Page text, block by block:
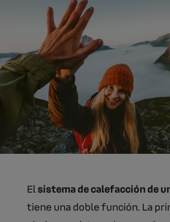
Elsistema de calefacción de
tiene una doble función. La